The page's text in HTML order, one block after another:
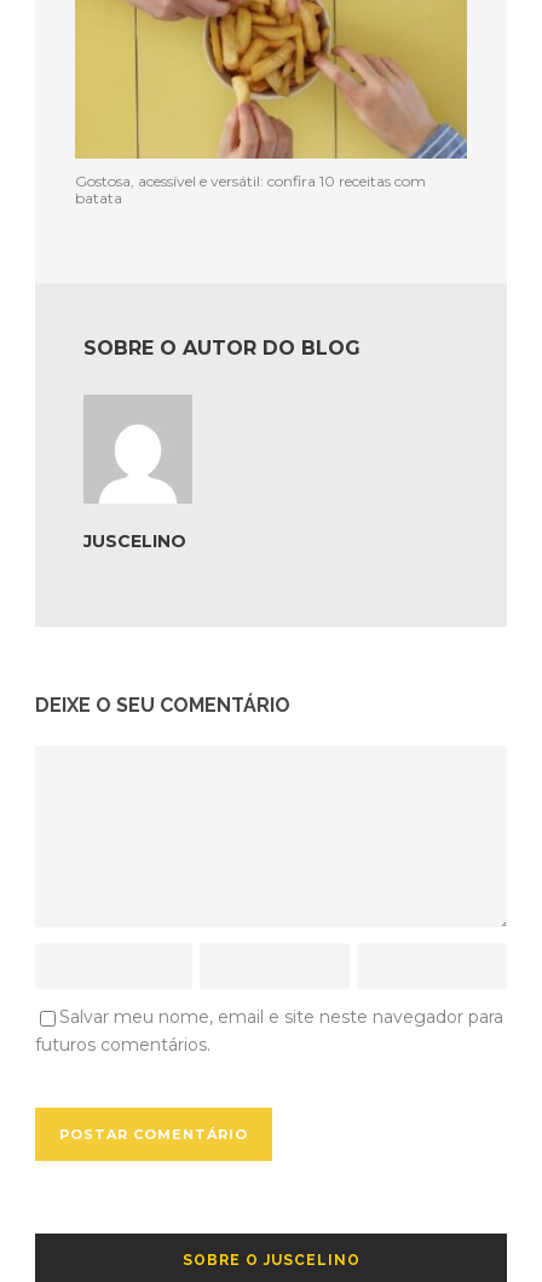
Gostosa, acessível e versátil: confira 10 receitas com
batata
SOBRE O AUTOR DO BLOG
JUSCELINO
DEIXE O SEU COMENTÁRIO
Salvar meu nome, email e site neste navegador para
futuros comentários.
SOBRE O JUSCELINO